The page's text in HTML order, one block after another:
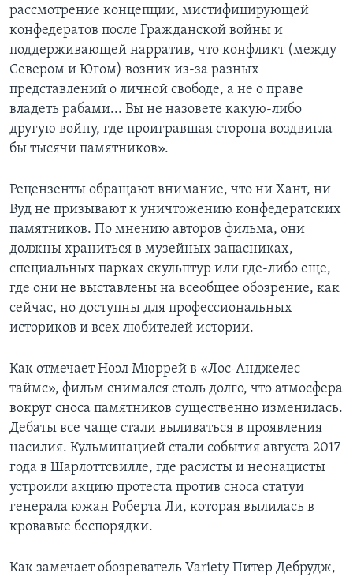
рассмотрение концепции, мистифицирующей
конфедератов после Гражданской войны и
поддерживающей нарратив, что конфликт (между
Севером и Югом) возник из-за разных
представлений о личной свободе, а не о праве
владеть рабами... Вы не назовете какую-либо
другую войну, где проигравшая сторона воздвигла
бы тысячи памятников».
Рецензенты обращают внимание, что ни Хант, ни
Вуд не призывают к уничтожению конфедератских
памятников. По мнению авторов фильма, они
должны храниться в музейных запасниках,
специальных парках скульптур или где-либо еще,
где они не выставлены на всеобщее обозрение, как
сейчас, но доступны для профессиональных
историков и всех любителей истории.
Как отмечает Ноэл Мюррей в «Лос-Анджелес
таймс», фильм снимался столь долго, что атмосфера
вокруг сноса памятников существенно изменилась.
Дебаты все чаще стали выливаться в проявления
насилия. Кульминацией стали события августа 2017
года в Шарлоттсвилле, где расисты и неонацисты
устроили акцию протеста против сноса статуи
генерала южан Роберта Ли, которая вылилась в
кровавые беспорядки.
Как замечает обозреватель Variety Питер Дебрудж,